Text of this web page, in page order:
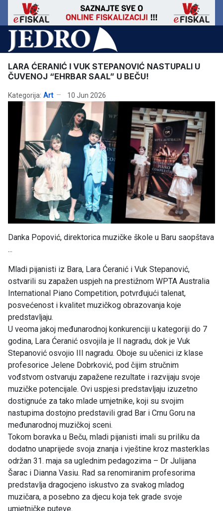
LARA ĆERANIĆ I VUK STEPANOVIĆ NASTUPALI U
ČUVENOJ “EHRBAR SAAL” U BEČU!
Kategorija: Art 10 Jun 2026
Danka Popović, direktorica muzičke škole u Baru saopštava
...
Mladi pijanisti iz Bara, Lara Ćeranić i Vuk Stepanović,
ostvarili su zapažen uspjeh na prestižnom WPTA Australia
International Piano Competition, potvrđujući talenat,
posvećenost i kvalitet muzičkog obrazovanja koje
predstavljaju.
U veoma jakoj međunarodnoj konkurenciji u kategoriji do 7
godina, Lara Ćeranić osvojila je II nagradu, dok je Vuk
Stepanović osvojio III nagradu. Oboje su učenici iz klase
profesorice Jelene Dobrković, pod čijim stručnim
vođstvom ostvaruju zapažene rezultate i razvijaju svoje
muzičke potencijale. Ovi uspjesi predstavljaju izuzetno
dostignuće za tako mlade umjetnike, koji su svojim
nastupima dostojno predstavili grad Bar i Crnu Goru na
međunarodnoj muzičkoj sceni.
Tokom boravka u Beču, mladi pijanisti imali su priliku da
dodatno unaprijede svoja znanja i vještine kroz masterklas
održan 31. maja sa uglednim pedagozima – Dr Julijana
Šarac i Dianna Vasiu. Rad sa renomiranim profesorima
predstavlja dragocjeno iskustvo za svakog mladog
muzičara, a posebno za djecu koja tek grade svoje
umjetničke puteve.